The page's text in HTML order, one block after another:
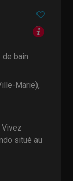
de bain
Marie),
Vivez
situé au